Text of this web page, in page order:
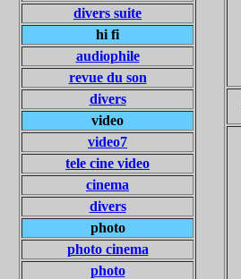
divers suite
hi fi
audiophile
revue du son
divers
video
video7
tele cine video
cinema
divers
photo
photo cinema
photo